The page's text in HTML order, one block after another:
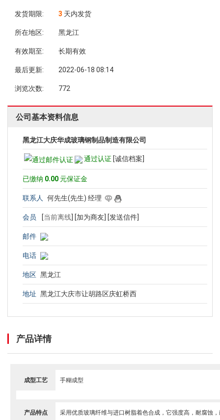
发货期限: 3 天内发货
所在地区: 黑龙江
有效期至: 长期有效
最后更新: 2022-06-18 08:14
浏览次数: 772
公司基本资料信息
黑龙江大庆华成玻璃钢制品制造有限公司
通过认证 [诚信档案]
已缴纳 0.00 元保证金
联系人 何先生(先生) 经理
会员 [当前离线] [加为商友] [发送信件]
邮件
电话
地区 黑龙江
地址 黑龙江大庆市让胡路区庆虹桥西
产品详情
成型工艺 手糊成型
产品特点
采用优质玻璃纤维与进口树脂着色合成，它强度高，耐腐蚀